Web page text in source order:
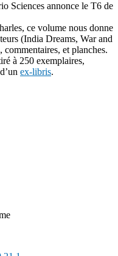
Sciences annonce le T6 de
ce volume nous donne
(India Dreams, War and
et planches.
à 250 exemplaires,
ex-libris.